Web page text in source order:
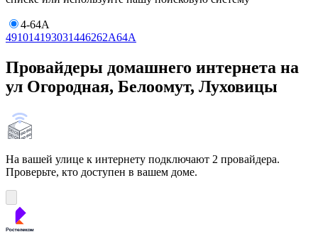
4-64А
491014193031446262А64А
Провайдеры домашнего интернета на
ул Огородная, Белоомут, Луховицы
На вашей улице к интернету подключают 2 провайдера.
Проверьте, кто доступен в вашем доме.